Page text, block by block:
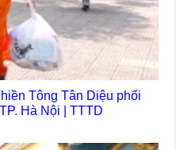
Tông Tân Diệu phối
Hà Nội | TTTD